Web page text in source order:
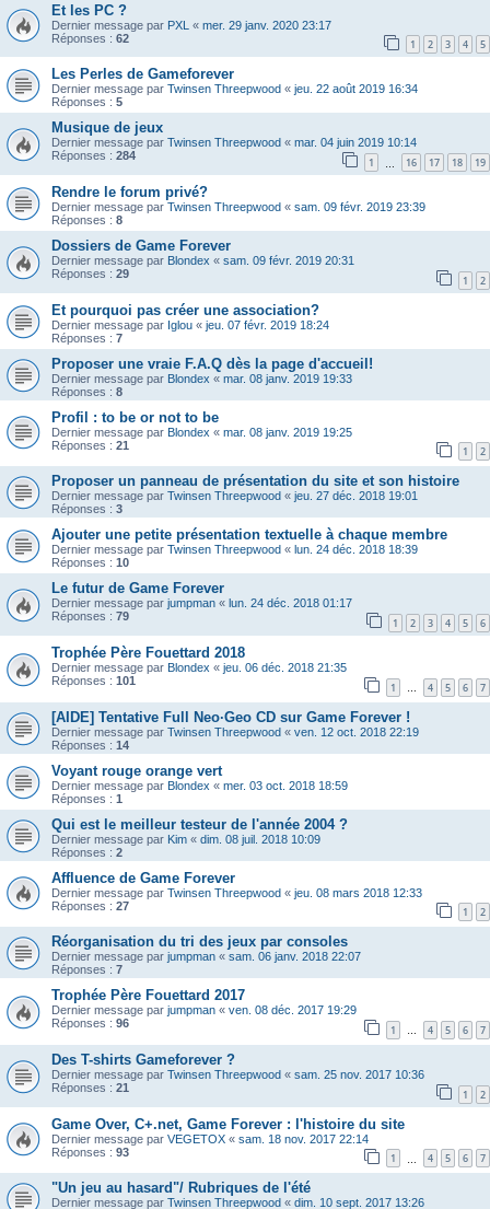
Et les PC ?
Dernier message par PXL « mer. 29 janv. 2020 23:17
Réponses : 62 1 2 3 4 5
Les Perles de Gameforever
Dernier message par Twinsen Threepwood « jeu. 22 août 2019 16:34
Réponses : 5
Musique de jeux
Dernier message par Twinsen Threepwood « mar. 04 juin 2019 10:14
Réponses : 284 1 16 17 18 19
Rendre le forum privé?
Dernier message par Twinsen Threepwood « sam. 09 févr. 2019 23:39
Réponses : 8
Dossiers de Game Forever
Dernier message par Blondex « sam. 09 févr. 2019 20:31
Réponses : 29 1 2
Et pourquoi pas créer une association?
Dernier message par Iglou « jeu. 07 févr. 2019 18:24
Réponses : 7
Proposer une vraie F.A.Q dès la page d'accueil!
Dernier message par Blondex « mar. 08 janv. 2019 19:33
Réponses : 8
Profil : to be or not to be
Dernier message par Blondex « mar. 08 janv. 2019 19:25
Réponses : 21 1 2
Proposer un panneau de présentation du site et son histoire
Dernier message par Twinsen Threepwood « jeu. 27 déc. 2018 19:01
Réponses : 3
Ajouter une petite présentation textuelle à chaque membre
Dernier message par Twinsen Threepwood « lun. 24 déc. 2018 18:39
Réponses : 10
Le futur de Game Forever
Dernier message par jumpman « lun. 24 déc. 2018 01:17
Réponses : 79 1 2 3 4 5 6
Trophée Père Fouettard 2018
Dernier message par Blondex « jeu. 06 déc. 2018 21:35
Réponses : 101 1 … 4 5 6 7
[AIDE] Tentative Full Neo·Geo CD sur Game Forever !
Dernier message par Twinsen Threepwood « ven. 12 oct. 2018 22:19
Réponses : 14
Voyant rouge orange vert
Dernier message par Blondex « mer. 03 oct. 2018 18:59
Réponses : 1
Qui est le meilleur testeur de l'année 2004 ?
Dernier message par Kim « dim. 08 juil. 2018 10:09
Réponses : 2
Affluence de Game Forever
Dernier message par Twinsen Threepwood « jeu. 08 mars 2018 12:33
Réponses : 27 1 2
Réorganisation du tri des jeux par consoles
Dernier message par jumpman « sam. 06 janv. 2018 22:07
Réponses : 7
Trophée Père Fouettard 2017
Dernier message par jumpman « ven. 08 déc. 2017 19:29
Réponses : 96 1 … 4 5 6 7
Des T-shirts Gameforever ?
Dernier message par Twinsen Threepwood « sam. 25 nov. 2017 10:36
Réponses : 21 1 2
Game Over, C+.net, Game Forever : l'histoire du site
Dernier message par VEGETOX « sam. 18 nov. 2017 22:14
Réponses : 93 1 4 5 6 7
"Un jeu au hasard"/ Rubriques de l'été
Dernier message par Twinsen Threepwood « dim. 10 sept. 2017 13:26